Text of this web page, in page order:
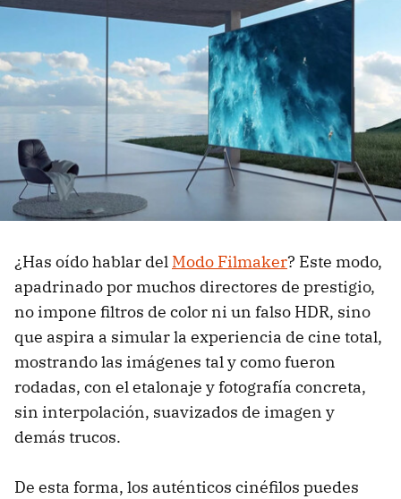
¿Has oído hablar del Modo Filmaker? Este modo,
apadrinado por muchos directores de prestigio,
no impone filtros de color ni un falso HDR, sino
que aspira a simular la experiencia de cine total,
mostrando las imágenes tal y como fueron
rodadas, con el etalonaje y fotografía concreta,
sin interpolación, suavizados de imagen y
demás trucos.
De esta forma, los auténticos cinéfilos puedes